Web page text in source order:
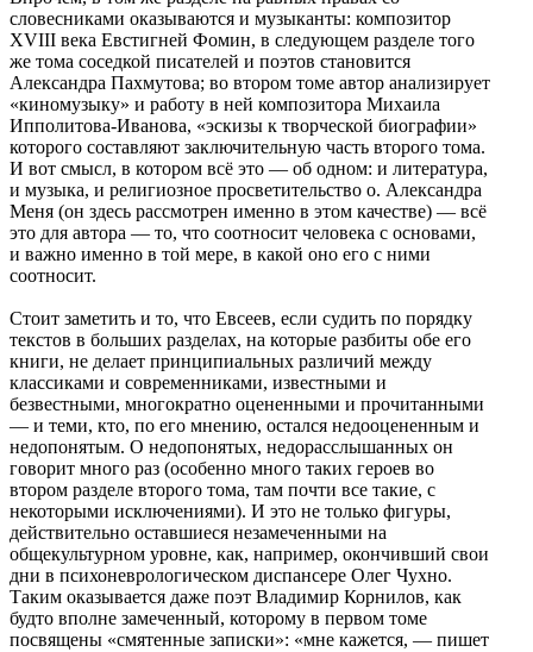
словесниками оказываются и музыканты: композитор
XVIII века Евстигней Фомин, в следующем разделе того
же тома соседкой писателей и поэтов становится
Александра Пахмутова; во втором томе автор анализирует
«киномузыку» и работу в ней композитора Михаила
Ипполитова-Иванова, «эскизы к творческой биографии»
которого составляют заключительную часть второго тома.
И вот смысл, в котором всё это — об одном: и литература,
и музыка, и религиозное просветительство о. Александра
Меня (он здесь рассмотрен именно в этом качестве) — всё
это для автора — то, что соотносит человека с основами,
и важно именно в той мере, в какой оно его с ними
соотносит.
Стоит заметить и то, что Евсеев, если судить по порядку
текстов в больших разделах, на которые разбиты обе его
книги, не делает принципиальных различий между
классиками и современниками, известными и
безвестными, многократно оцененными и прочитанными
— и теми, кто, по его мнению, остался недооцененным и
недопонятым. О недопонятых, недорасслышанных он
говорит много раз (особенно много таких героев во
втором разделе второго тома, там почти все такие, с
некоторыми исключениями). И это не только фигуры,
действительно оставшиеся незамеченными на
общекультурном уровне, как, например, окончивший свои
дни в психоневрологическом диспансере Олег Чухно.
Таким оказывается даже поэт Владимир Корнилов, как
будто вполне замеченный, которому в первом томе
посвящены «смятенные записки»: «мне кажется, — пишет